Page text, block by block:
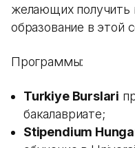
желающих
образование в этой
Программы:
Turkiye Burslari
бакалавриате;
Stipendium